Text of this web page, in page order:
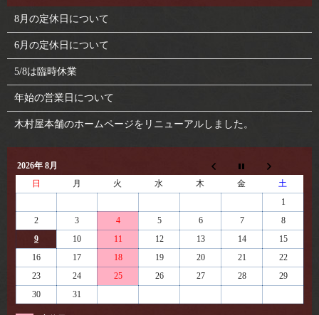
8月の定休日について
6月の定休日について
5/8は臨時休業
年始の営業日について
木村屋本舗のホームページをリニューアルしました。
2026年 8月
日
月 火 水 木 金
土
1
2
3 4 5 6 7
8
9
10 11 12 13 14
15
16
17 18 19 20 21
22
23
24 25 26 27 28
29
30
31